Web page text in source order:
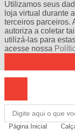
Utilizamos seus
loja virtual durante
terceiros parceiros.
autoriza a coletar
utilizá-las para
acesse nossa
Página Inicial